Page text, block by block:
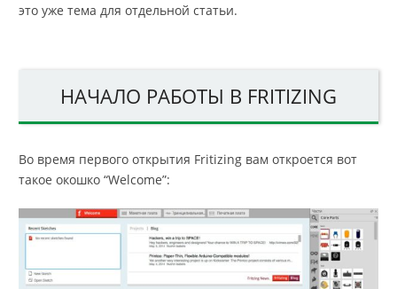
это уже тема для отдельной статьи.
НАЧАЛО РАБОТЫ В FRITIZING
Во время первого открытия Fritizing вам откроется вот
такое окошко “Welcome”: